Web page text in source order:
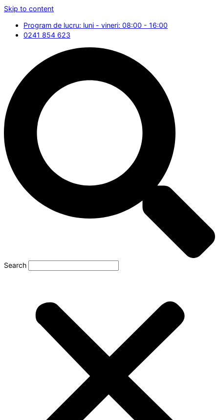
Skip to content
Program de lucru: luni - vineri: 08:00 - 16:00
0241 854 623
Search